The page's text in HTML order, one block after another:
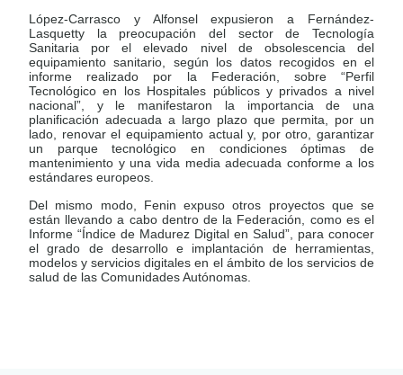
López-Carrasco y Alfonsel expusieron a Fernández-
Lasquetty la preocupación del sector de Tecnología
Sanitaria por el elevado nivel de obsolescencia del
equipamiento sanitario, según los datos recogidos en el
informe realizado por la Federación, sobre “Perfil
Tecnológico en los Hospitales públicos y privados a nivel
nacional”, y le manifestaron la importancia de una
planificación adecuada a largo plazo que permita, por un
lado, renovar el equipamiento actual y, por otro, garantizar
un parque tecnológico en condiciones óptimas de
mantenimiento y una vida media adecuada conforme a los
estándares europeos.
Del mismo modo, Fenin expuso otros proyectos que se
están llevando a cabo dentro de la Federación, como es el
Informe “Índice de Madurez Digital en Salud”, para conocer
el grado de desarrollo e implantación de herramientas,
modelos y servicios digitales en el ámbito de los servicios de
salud de las Comunidades Autónomas.